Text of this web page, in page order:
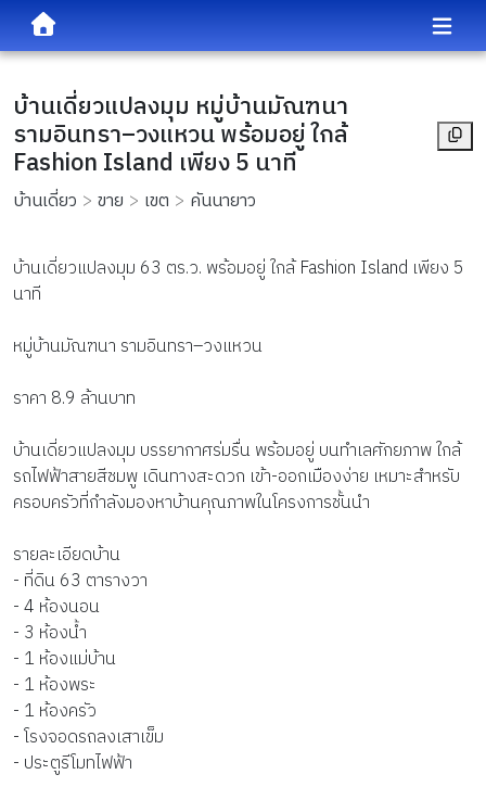
บ้านเดี่ยวแปลงมุม หมู่บ้านมัณฑนา
รามอินทรา–วงแหวน พร้อมอยู่ ใกล้
Fashion Island เพียง 5 นาที
บ้านเดี่ยว ขาย เขต คันนายาว
บ้านเดี่ยวแปลงมุม 63 ตร.ว. พร้อมอยู่ ใกล้ Fashion Island เพียง 5
นาที
หมู่บ้านมัณฑนา รามอินทรา–วงแหวน
ราคา 8.9 ล้านบาท
บ้านเดี่ยวแปลงมุม บรรยากาศร่มรื่น พร้อมอยู่ บนทำเลศักยภาพ ใกล้
รถไฟฟ้าสายสีชมพู เดินทางสะดวก เข้า-ออกเมืองง่าย เหมาะสำหรับ
ครอบครัวที่กำลังมองหาบ้านคุณภาพในโครงการชั้นนำ
รายละเอียดบ้าน
- ที่ดิน 63 ตารางวา
- 4 ห้องนอน
- 3 ห้องน้ำ
- 1 ห้องแม่บ้าน
- 1 ห้องพระ
- 1 ห้องครัว
- โรงจอดรถลงเสาเข็ม
- ประตูรีโมทไฟฟ้า